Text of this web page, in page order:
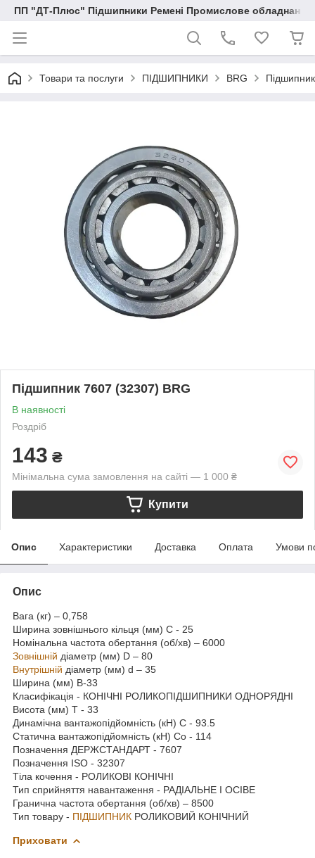
ПП "ДТ-Плюс" Підшипники Ремені Промислове обладнання
Товари та послуги ПІДШИПНИКИ BRG
Підшипник 7607 (32307) BRG
В наявності
Роздріб
143 ₴
Мінімальна сума замовлення на сайті — 1 000 ₴
Купити
Опис Характеристики Доставка Оплата Умови
Опис
Вага (кг) – 0,758
Ширина зовнішнього кільця (мм) C - 25
Номінальна частота обертання (об/хв) – 6000
Зовнішній діаметр (мм) D – 80
Внутрішній діаметр (мм) d – 35
Ширина (мм) B-33
Класифікація - КОНІЧНІ РОЛИКОПІДШИПНИКИ ОДНОРЯДНІ
Висота (мм) T - 33
Динамічна вантажопідйомність (кН) C - 93.5
Статична вантажопідйомність (кН) Co - 114
Позначення ДЕРЖСТАНДАРТ - 7607
Позначення ISO - 32307
Тіла кочення - РОЛИКОВІ КОНІЧНІ
Тип сприйняття навантаження - РАДІАЛЬНЕ І ОСІВЕ
Гранична частота обертання (об/хв) – 8500
Тип товару - ПІДШИПНИК РОЛИКОВИЙ КОНІЧНИЙ
Приховати